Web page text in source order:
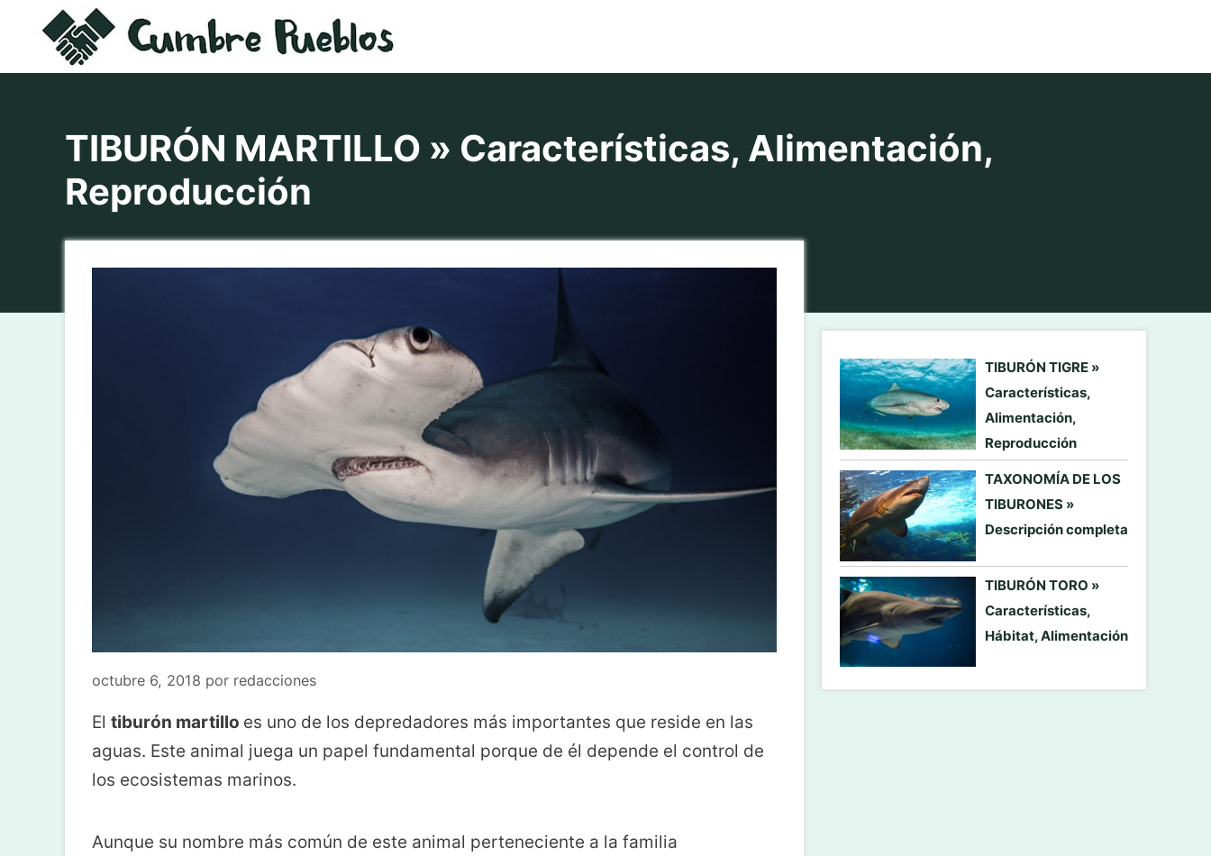
contenido
TIBURÓN MARTILLO » Características, Alimentación,
Reproducción
octubre 6, 2018 por redacciones
El tiburón martillo es uno de los depredadores más importantes que reside en las
aguas. Este animal juega un papel fundamental porque de él depende el control de
los ecosistemas marinos.
Aunque su nombre más común de este animal perteneciente a la familia
TIBURÓN TIGRE »
Características,
Alimentación,
Reproducción
TAXONOMÍA DE LOS
TIBURONES »
Descripción completa
TIBURÓN TORO »
Características,
Hábitat, Alimentación